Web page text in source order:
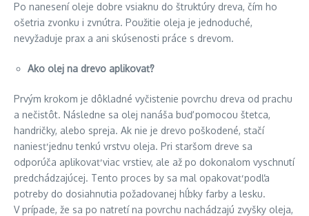
Po nanesení oleje dobre vsiaknu do štruktúry dreva, čím ho
ošetria zvonku i zvnútra. Použitie oleja je jednoduché,
nevyžaduje prax a ani skúsenosti práce s drevom.
Ako olej na drevo aplikovať?
Prvým krokom je dôkladné vyčistenie povrchu dreva od prachu
a nečistôt. Následne sa olej nanáša buď pomocou štetca,
handričky, alebo spreja. Ak nie je drevo poškodené, stačí
naniesť jednu tenkú vrstvu oleja. Pri staršom dreve sa
odporúča aplikovať viac vrstiev, ale až po dokonalom vyschnutí
predchádzajúcej. Tento proces by sa mal opakovať podľa
potreby do dosiahnutia požadovanej hĺbky farby a lesku.
V prípade, že sa po natretí na povrchu nachádzajú zvyšky oleja,